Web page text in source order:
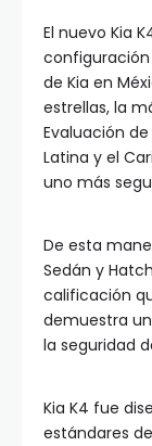
El nuevo Kia
de Kia en
estrellas, la
Evaluación
Latina y el
uno más
De esta
Sedán y
calificación
demuestra
la seguridad
Kia K4 fue
estándares